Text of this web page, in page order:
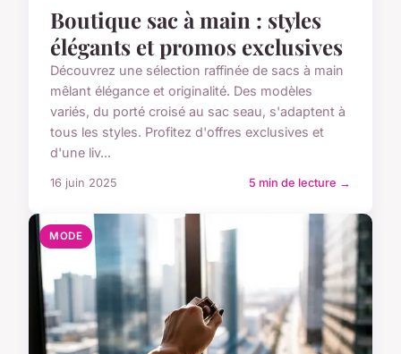
Boutique sac à main : styles
élégants et promos exclusives
Découvrez une sélection raffinée de sacs à main
mêlant élégance et originalité. Des modèles
variés, du porté croisé au sac seau, s'adaptent à
tous les styles. Profitez d'offres exclusives et
d'une liv...
16 juin 2025 5 min de lecture →
MODE